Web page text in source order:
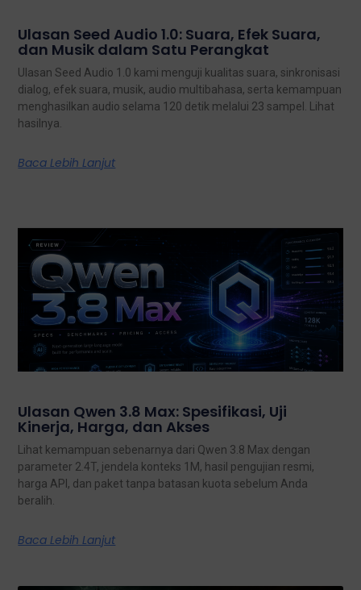
Ulasan Seed Audio 1.0: Suara, Efek Suara,
dan Musik dalam Satu Perangkat
Ulasan Seed Audio 1.0 kami menguji kualitas suara, sinkronisasi
dialog, efek suara, musik, audio multibahasa, serta kemampuan
menghasilkan audio selama 120 detik melalui 23 sampel. Lihat
hasilnya.
Baca Lebih Lanjut
Ulasan Qwen 3.8 Max: Spesifikasi, Uji
Kinerja, Harga, dan Akses
Lihat kemampuan sebenarnya dari Qwen 3.8 Max dengan
parameter 2.4T, jendela konteks 1M, hasil pengujian resmi,
harga API, dan paket tanpa batasan kuota sebelum Anda
beralih.
Baca Lebih Lanjut